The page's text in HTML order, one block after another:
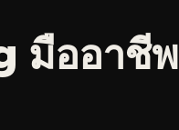
มืออาชีพ